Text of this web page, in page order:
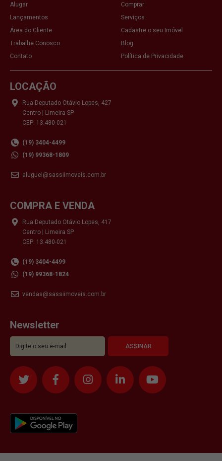
Alugar
Comprar
Lançamentos
Serviços
Área do Cliente
Cadastre o seu Imóvel
Trabalhe Conosco
Blog
Contato
Política de Privacidade
LOCAÇÃO
Rua Deputado Otávio Lopes, 427
Centro | Limeira SP
CEP: 13.480-021
(19) 3404-4499
(19) 99368-1809
aluguel@sassiimoveis.com.br
COMPRA E VENDA
Rua Deputado Otávio Lopes, 417
Centro | Limeira SP
CEP: 13.480-021
(19) 3404-4499
(19) 99368-1824
vendas@sassiimoveis.com.br
Newsletter